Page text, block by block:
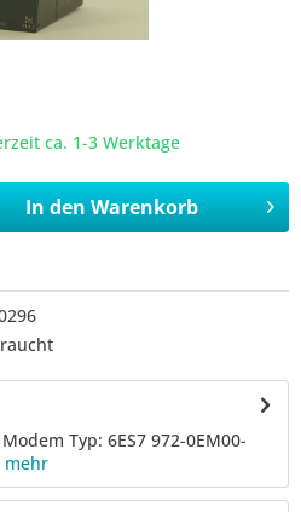
ca. 1-3 Werktage
In den Warenkorb
Typ: 6ES7 972-0EM00-
mehr